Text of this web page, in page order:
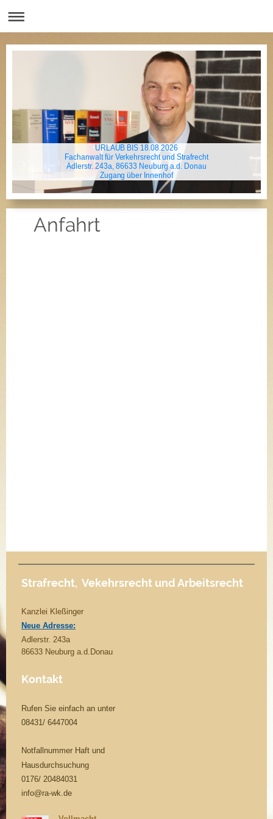
URLAUB BIS 18.08.2026
Fachanwalt für Verkehrsrecht und Strafrecht
Adlerstr. 243a, 86633 Neuburg a.d. Donau
Zugang über Innenhof
Anfahrt
Strafrecht, Vekehrsrecht und Arbeitsrecht
Kanzlei Kleßinger
Neue Adresse:
Adlerstr. 243a
86633 Neuburg a.d.Donau
Kontakt
Rufen Sie einfach an unter
08431/ 6447004
Notfallnummer Haft und
Hausdurchsuchung
0176/ 20484031
info@ra-wk.de